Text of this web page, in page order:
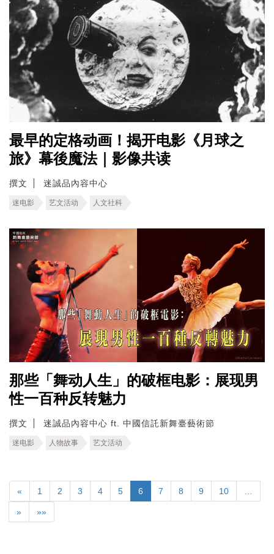
最早的定格动画！揭开电影《月球之
旅》幕後魔法｜影像共读
撰文 迷誠品內容中心
迷电影 艺文活动 人文社科
那些「舞动人生」的破框电影：展现男
性一百种反转魅力
撰文 迷誠品內容中心 ft. 中國信託新舞臺藝術節
迷电影 人物故事 艺文活动
« 1 2 3 4 5 6 7 8 9 10
» »»